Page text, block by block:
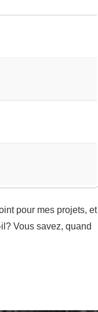
pour mes projets, et
Vous savez, quand